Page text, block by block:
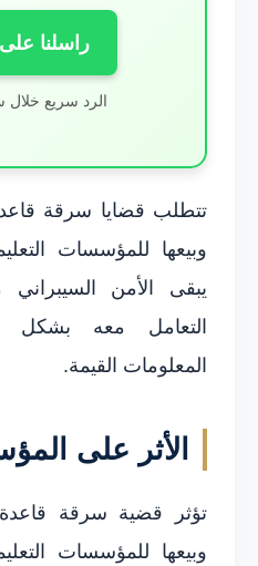
راسلنا
الرد سريع خلال
تتطلب قضايا سرقة قاعدة
وبيعها للمؤسسات
يبقى الأمن
التعامل معه بشكل
المعلومات القيمة.
الأثر على
تؤثر قضية سرقة قاعدة
وبيعها للمؤسسات